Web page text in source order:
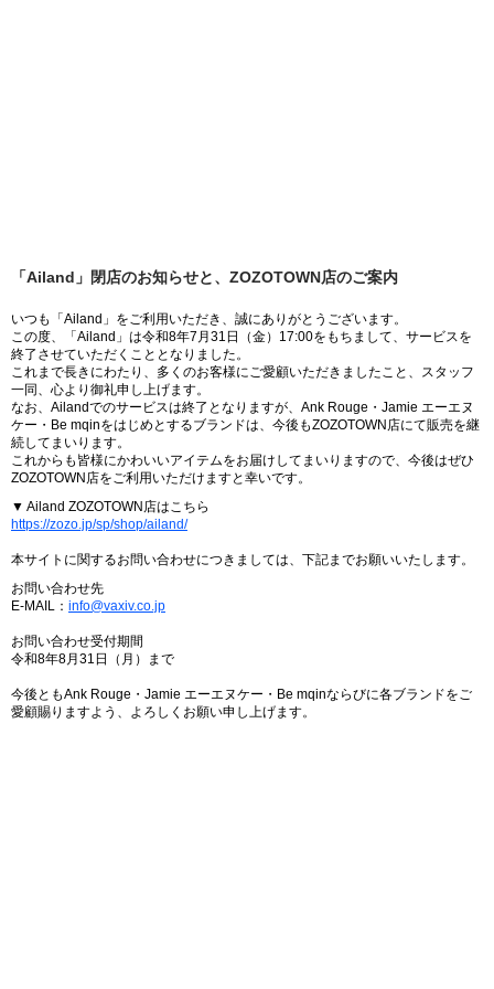
「Ailand」閉店のお知らせと、ZOZOTOWN店のご案内
いつも「Ailand」をご利用いただき、誠にありがとうございます。
この度、「Ailand」は令和8年7月31日（金）17:00をもちまして、サービスを
終了させていただくこととなりました。
これまで長きにわたり、多くのお客様にご愛顧いただきましたこと、スタッフ
一同、心より御礼申し上げます。
なお、Ailandでのサービスは終了となりますが、Ank Rouge・Jamie エーエヌ
ケー・Be mqinをはじめとするブランドは、今後もZOZOTOWN店にて販売を継
続してまいります。
これからも皆様にかわいいアイテムをお届けしてまいりますので、今後はぜひ
ZOZOTOWN店をご利用いただけますと幸いです。
▼ Ailand ZOZOTOWN店はこちら
https://zozo.jp/sp/shop/ailand/
本サイトに関するお問い合わせにつきましては、下記までお願いいたします。
お問い合わせ先
E-MAIL： info@vaxiv.co.jp
お問い合わせ受付期間
令和8年8月31日（月）まで
今後ともAnk Rouge・Jamie エーエヌケー・Be mqinならびに各ブランドをご
愛顧賜りますよう、よろしくお願い申し上げます。